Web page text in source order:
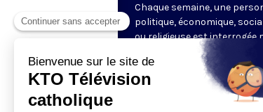
Chaque semaine, une
politique, économique,
ou religieuse est interrogée
heure par les journalistes
rédactions partenaires,
mise en perspective de